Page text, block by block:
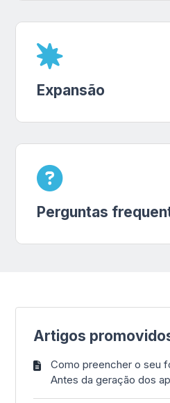
Expansão
Perguntas
Artigos
Como preencher o seu
Antes da geração dos